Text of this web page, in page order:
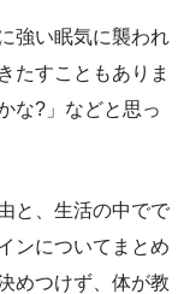
強い眠気に襲われ
たすこともありま
な?」などと思っ
と、生活の中でで
ンについてまとめ
めつけず、体が教